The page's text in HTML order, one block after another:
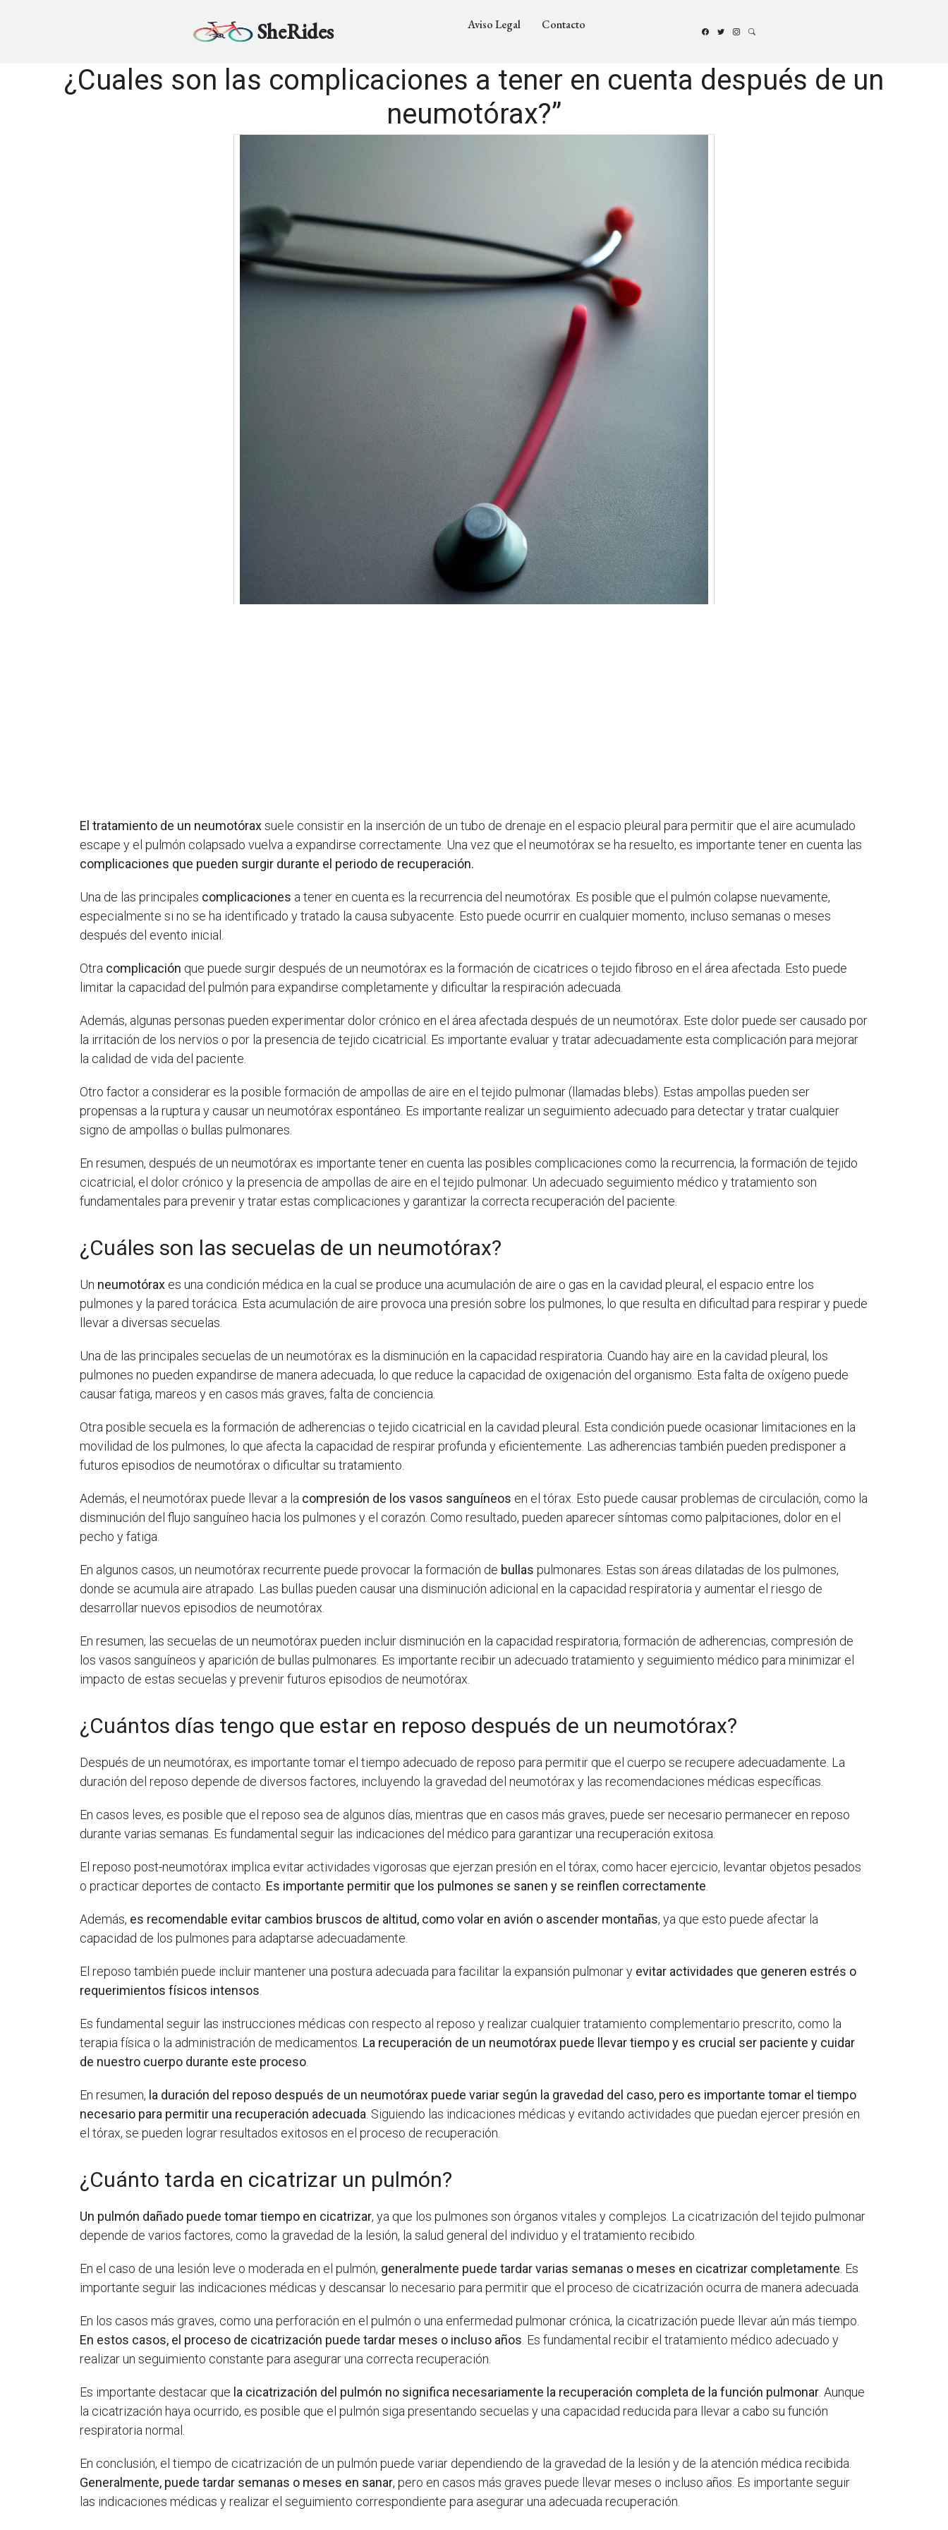
SheRides Aviso Legal Contacto
¿Cuales son las complicaciones a tener en cuenta después de un
neumotórax?”
El tratamiento de un neumotóraxsuele consistir en la inserción de un tubo de drenaje en el espacio pleural para permitir que el aire acumulado
escape y el pulmón colapsado vuelva a expandirse correctamente. Una vez que el neumotórax se ha resuelto, es importante tener en cuenta las
complicaciones que pueden surgir durante el periodo de recuperación.
Una de las principales complicaciones a tener en cuenta es la recurrencia del neumotórax. Es posible que el pulmón colapse nuevamente,
especialmente si no se ha identificado y tratado la causa subyacente. Esto puede ocurrir en cualquier momento, incluso semanas o meses
después del evento inicial.
Otra complicación que puede surgir después de un neumotórax es la formación de cicatrices o tejido fibroso en el área afectada. Esto puede
limitar la capacidad del pulmón para expandirse completamente y dificultar la respiración adecuada.
Además, algunas personas pueden experimentar dolor crónico en el área afectada después de un neumotórax. Este dolor puede ser causado por
la irritación de los nervios o por la presencia de tejido cicatricial. Es importante evaluar y tratar adecuadamente esta complicación para mejorar
la calidad de vida del paciente.
Otro factor a considerar es la posible formación de ampollas de aire en el tejido pulmonar (llamadas blebs). Estas ampollas pueden ser
propensas a la ruptura y causar un neumotórax espontáneo. Es importante realizar un seguimiento adecuado para detectar y tratar cualquier
signo de ampollas o bullas pulmonares.
En resumen, después de un neumotórax es importante tener en cuenta las posibles complicaciones como la recurrencia, la formación de tejido
cicatricial, el dolor crónico y la presencia de ampollas de aire en el tejido pulmonar. Un adecuado seguimiento médico y tratamiento son
fundamentales para prevenir y tratar estas complicaciones y garantizar la correcta recuperación del paciente.
¿Cuáles son las secuelas de un neumotórax?
Un neumotórax es una condición médica en la cual se produce una acumulación de aire o gas en la cavidad pleural, el espacio entre los
pulmones y la pared torácica. Esta acumulación de aire provoca una presión sobre los pulmones, lo que resulta en dificultad para respirar y puede
llevar a diversas secuelas.
Una de las principales secuelas de un neumotórax es la disminución en la capacidad respiratoria. Cuando hay aire en la cavidad pleural, los
pulmones no pueden expandirse de manera adecuada, lo que reduce la capacidad de oxigenación del organismo. Esta falta de oxígeno puede
causar fatiga, mareos y en casos más graves, falta de conciencia.
Otra posible secuela es la formación de adherencias o tejido cicatricial en la cavidad pleural. Esta condición puede ocasionar limitaciones en la
movilidad de los pulmones, lo que afecta la capacidad de respirar profunda y eficientemente. Las adherencias también pueden predisponer a
futuros episodios de neumotórax o dificultar su tratamiento.
Además, el neumotórax puede llevar a la compresión de los vasos sanguíneos en el tórax. Esto puede causar problemas de circulación, como la
disminución del flujo sanguíneo hacia los pulmones y el corazón. Como resultado, pueden aparecer síntomas como palpitaciones, dolor en el
pecho y fatiga.
En algunos casos, un neumotórax recurrente puede provocar la formación de bullas pulmonares. Estas son áreas dilatadas de los pulmones,
donde se acumula aire atrapado. Las bullas pueden causar una disminución adicional en la capacidad respiratoria y aumentar el riesgo de
desarrollar nuevos episodios de neumotórax.
En resumen, las secuelas de un neumotórax pueden incluir disminución en la capacidad respiratoria, formación de adherencias, compresión de
los vasos sanguíneos y aparición de bullas pulmonares. Es importante recibir un adecuado tratamiento y seguimiento médico para minimizar el
impacto de estas secuelas y prevenir futuros episodios de neumotórax.
¿Cuántos días tengo que estar en reposo después de un neumotórax?
Después de un neumotórax, es importante tomar el tiempo adecuado de reposo para permitir que el cuerpo se recupere adecuadamente. La
duración del reposo depende de diversos factores, incluyendo la gravedad del neumotórax y las recomendaciones médicas específicas.
En casos leves, es posible que el reposo sea de algunos días, mientras que en casos más graves, puede ser necesario permanecer en reposo
durante varias semanas. Es fundamental seguir las indicaciones del médico para garantizar una recuperación exitosa.
El reposo post-neumotórax implica evitar actividades vigorosas que ejerzan presión en el tórax, como hacer ejercicio, levantar objetos pesados
o practicar deportes de contacto. Es importante permitir que los pulmones se sanen y se reinflen correctamente
Además, es recomendable evitar cambios bruscos de altitud, como volar en avión o ascender montañas, ya que esto puede afectar la
capacidad de los pulmones para adaptarse adecuadamente.
El reposo también puede incluir mantener una postura adecuada para facilitar la expansión pulmonar y evitar actividades que generen estrés o
requerimientos físicos intensos
Es fundamental seguir las instrucciones médicas con respecto al reposo y realizar cualquier tratamiento complementario prescrito, como la
terapia física o la administración de medicamentos. La recuperación de un neumotórax puede llevar tiempo y es crucial ser paciente y cuidar
de nuestro cuerpo durante este proceso
En resumen, la duración del reposo después de un neumotórax puede variar según la gravedad del caso, pero es importante tomar el tiempo
necesario para permitir una recuperación adecuada . Siguiendo las indicaciones médicas y evitando actividades que puedan ejercer presión en
el tórax, se pueden lograr resultados exitosos en el proceso de recuperación.
¿Cuánto tarda en cicatrizar un pulmón?
Un pulmón dañado puede tomar tiempo en cicatrizar, ya que los pulmones son órganos vitales y complejos. La cicatrización del tejido pulmonar
depende de varios factores, como la gravedad de la lesión, la salud general del individuo y el tratamiento recibido.
En el caso de una lesión leve o moderada en el pulmón, generalmente puede tardar varias semanas o meses en cicatrizar completamente . Es
importante seguir las indicaciones médicas y descansar lo necesario para permitir que el proceso de cicatrización ocurra de manera adecuada.
En los casos más graves, como una perforación en el pulmón o una enfermedad pulmonar crónica, la cicatrización puede llevar aún más tiempo.
En estos casos, el proceso de cicatrización puede tardar meses o incluso años . Es fundamental recibir el tratamiento médico adecuado y
realizar un seguimiento constante para asegurar una correcta recuperación.
Es importante destacar que la cicatrización del pulmón no significa necesariamente la recuperación completa de la función pulmonar . Aunque
la cicatrización haya ocurrido, es posible que el pulmón siga presentando secuelas y una capacidad reducida para llevar a cabo su función
respiratoria normal.
En conclusión, el tiempo de cicatrización de un pulmón puede variar dependiendo de la gravedad de la lesión y de la atención médica recibida.
Generalmente, puede tardar semanas o meses en sanar, pero en casos más graves puede llevar meses o incluso años. Es importante seguir
las indicaciones médicas y realizar el seguimiento correspondiente para asegurar una adecuada recuperación.